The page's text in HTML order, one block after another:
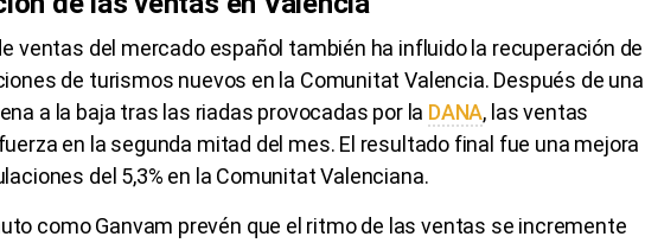
ventas del mercado español también ha influido la recuperación de
de turismos nuevos en la Comunitat Valencia. Después de una
a la baja tras las riadas provocadas por la DANA​​​​​​​, las ventas
en la segunda mitad del mes. El resultado final fue una mejora
del 5,3% en la Comunitat Valenciana.
como Ganvam prevén que el ritmo de las ventas se incremente